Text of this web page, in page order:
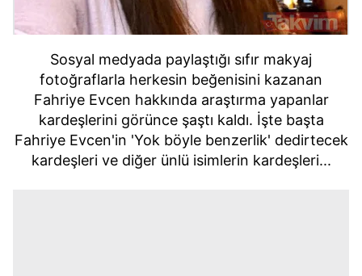
Sosyal medyada paylaştığı sıfır makyaj
fotoğraflarla herkesin beğenisini kazanan
Fahriye Evcen hakkında araştırma yapanlar
kardeşlerini görünce şaştı kaldı. İşte başta
Fahriye Evcen'in 'Yok böyle benzerlik' dedirtecek
kardeşleri ve diğer ünlü isimlerin kardeşleri...